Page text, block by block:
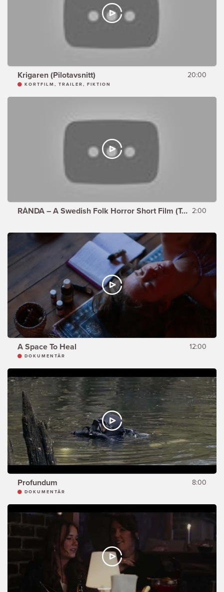
Krigaren (Pilotavsnitt) 20:00
KORTFILM, TRAILER, FIKTION
RÅNDA – A Swedish Folk Horror Short Film (Teaser) 2:00
A Space To Heal 12:00
DOKUMENTÄR
Profundum 8:00
DOKUMENTÄR